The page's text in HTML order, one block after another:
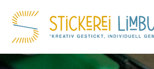
Inhalt
springen